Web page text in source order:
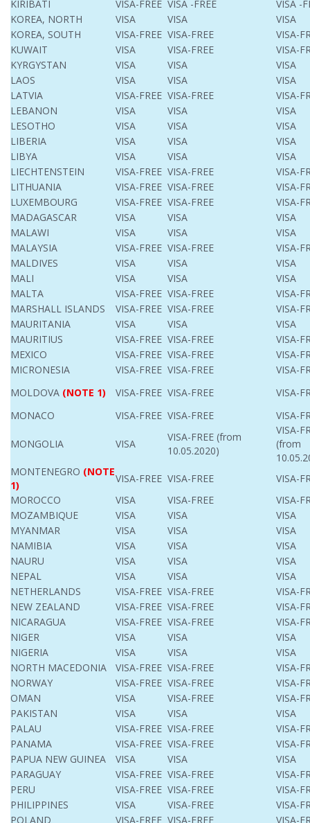
KIRIBATI
VISA-FREE VISA -FREE
VISA -
KOREA, NORTH
VISA VISA
VISA
KOREA, SOUTH
VISA-FREE VISA-FREE
VISA-
KUWAIT
VISA VISA-FREE
VISA-
KYRGYSTAN
VISA VISA
VISA
LAOS
VISA VISA
VISA
LATVIA
VISA-FREE VISA-FREE
VISA-
LEBANON
VISA VISA
VISA
LESOTHO
VISA VISA
VISA
LIBERIA
VISA VISA
VISA
LIBYA
VISA VISA
VISA
LIECHTENSTEIN
VISA-FREE VISA-FREE
VISA-
LITHUANIA
VISA-FREE VISA-FREE
VISA-
LUXEMBOURG
VISA-FREE VISA-FREE
VISA-
MADAGASCAR
VISA VISA
VISA
MALAWI
VISA VISA
VISA
MALAYSIA
VISA-FREE VISA-FREE
VISA-
MALDIVES
VISA VISA
VISA
MALI
VISA VISA
VISA
MALTA
VISA-FREE VISA-FREE
VISA-
MARSHALL ISLANDS
VISA-FREE VISA-FREE
VISA-
MAURITANIA
VISA VISA
VISA
MAURITIUS
VISA-FREE VISA-FREE
VISA-
MEXICO
VISA-FREE VISA-FREE
VISA-
MICRONESIA
VISA-FREE VISA-FREE
VISA-
MOLDOVA (NOTE 1) VISA-FREE VISA-FREE
VISA-
MONACO
VISA-FREE VISA-FREE VISA-
MONGOLIA VISA
VISA-FREE (from
10.05.2020)
VISA-
(from
MONTENEGRO (NOTE
1)
VISA-FREE VISA-FREE
VISA-
MOROCCO
VISA VISA-FREE
VISA-
MOZAMBIQUE
VISA VISA
VISA
MYANMAR
VISA VISA
VISA
NAMIBIA
VISA VISA
VISA
NAURU
VISA VISA
VISA
NEPAL
VISA VISA
VISA
NETHERLANDS
VISA-FREE VISA-FREE
VISA-
NEW ZEALAND
VISA-FREE VISA-FREE
VISA-
NICARAGUA
VISA-FREE VISA-FREE
VISA-
NIGER
VISA VISA
VISA
NIGERIA
VISA VISA
VISA
NORTH MACEDONIA
VISA-FREE VISA-FREE
VISA-
NORWAY
VISA-FREE VISA-FREE
VISA-
OMAN
VISA VISA-FREE
VISA-
PAKISTAN
VISA VISA
VISA
PALAU
VISA-FREE VISA-FREE
VISA-
PANAMA
VISA-FREE VISA-FREE
VISA-
PAPUA NEW GUINEA
VISA VISA
VISA
PARAGUAY
VISA-FREE VISA-FREE
VISA-
PERU
VISA-FREE VISA-FREE
VISA-
PHILIPPINES
VISA VISA-FREE
VISA-
POLAND
VISA-FREE VISA-FREE VISA-